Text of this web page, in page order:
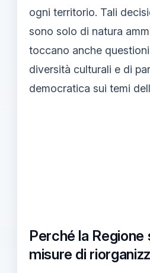
ogni territorio. Tali
sono solo di natura
toccano anche
diversità culturali e di
democratica sui temi
Perché la Regione
misure di